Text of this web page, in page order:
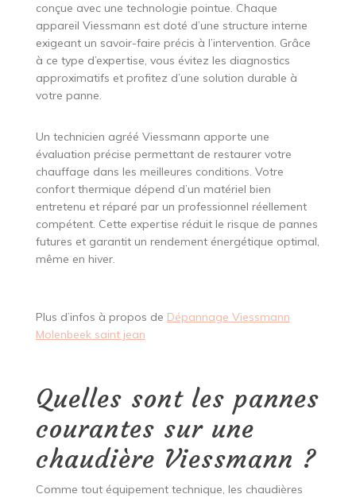
conçue avec une technologie pointue. Chaque
appareil Viessmann est doté d’une structure interne
exigeant un savoir-faire précis à l’intervention. Grâce
à ce type d’expertise, vous évitez les diagnostics
approximatifs et profitez d’une solution durable à
votre panne.
Un technicien agréé Viessmann apporte une
évaluation précise permettant de restaurer votre
chauffage dans les meilleures conditions. Votre
confort thermique dépend d’un matériel bien
entretenu et réparé par un professionnel réellement
compétent. Cette expertise réduit le risque de pannes
futures et garantit un rendement énergétique optimal,
même en hiver.
Plus d’infos à propos de Dépannage Viessmann
Molenbeek saint jean
Quelles sont les pannes
courantes sur une
chaudière Viessmann ?
Comme tout équipement technique, les chaudières